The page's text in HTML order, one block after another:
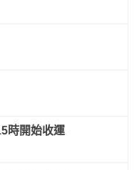
時開始收運